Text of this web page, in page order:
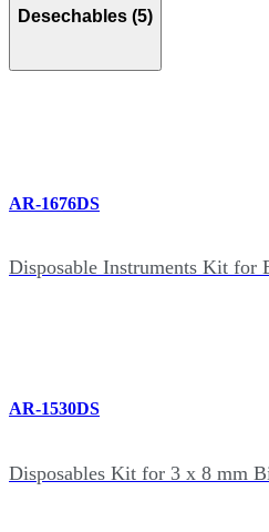
Desechables (5)
AR-1676DS
Disposable Instruments Kit for
AR-1530DS
Disposables Kit for 3 x 8 mm